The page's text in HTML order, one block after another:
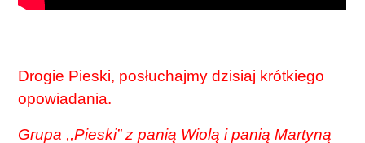
Drogie Pieski, posłuchajmy dzisiaj krótkiego
opowiadania.
Grupa ,,Pieski” z panią Wiolą i panią Martyną